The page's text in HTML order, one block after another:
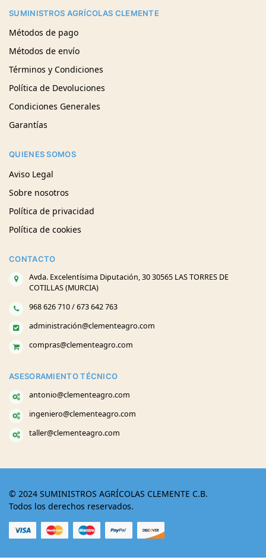
SUMINISTROS AGRÍCOLAS CLEMENTE
Métodos de pago
Métodos de envío
Términos y Condiciones
Política de Devoluciones
Condiciones Generales
Garantías
QUIENES SOMOS
Aviso Legal
Sobre nosotros
Política de privacidad
Política de cookies
CONTACTO
Avda. Excelentísima Diputación, 30 30565 LAS TORRES DE
COTILLAS (MURCIA)
968 626 710 / 673 642 763
administración@clementeagro.com
compras@clementeagro.com
ASESORAMIENTO TÉCNICO
antonio@clementeagro.com
ingeniero@clementeagro.com
taller@clementeagro.com
© 2024 SUMINISTROS AGRÍCOLAS CLEMENTE C.B.
Todos los derechos reservados.